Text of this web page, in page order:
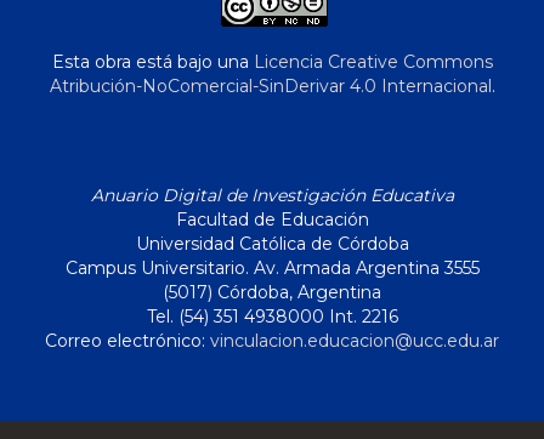
Esta obra está bajo una Licencia Creative Commons
Atribución-NoComercial-SinDerivar 4.0 Internacional.
Anuario Digital de Investigación Educativa
Facultad de Educación
Universidad Católica de Córdoba
Campus Universitario. Av. Armada Argentina 3555
(5017) Córdoba, Argentina
Tel. (54) 351 4938000 Int. 2216
Correo electrónico: vinculacion.educacion@ucc.edu.ar